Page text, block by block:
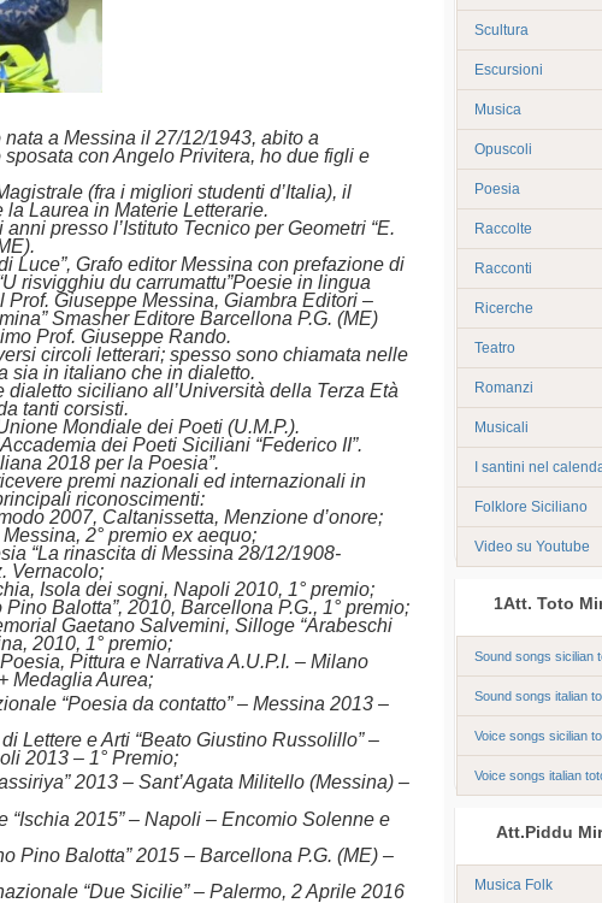
a Messina il 27/12/1943, abito a
con Angelo Privitera, ho due figli e
(fra i migliori studenti d’Italia), il
Laurea in Materie Letterarie.
presso l’Istituto Tecnico per Geometri “E.
Luce”, Grafo editor Messina con prefazione di
U risvigghiu du carrumattu”Poesie in lingua
Giuseppe Messina, Giambra Editori –
” Smasher Editore Barcellona P.G. (ME)
Prof. Giuseppe Rando.
circoli letterari; spesso sono chiamata nelle
sia in italiano che in dialetto.
siciliano all’Università della Terza Età
tanti corsisti.
Mondiale dei Poeti (U.M.P.).
dei Poeti Siciliani “Federico II”.
2018 per la Poesia”.
premi nazionali ed internazionali in
riconoscimenti:
2007, Caltanissetta, Menzione d’onore;
2° premio ex aequo;
“La rinascita di Messina 28/12/1908-
Vernacolo;
Isola dei sogni, Napoli 2010, 1° premio;
Balotta”, 2010, Barcellona P.G., 1° premio;
Gaetano Salvemini, Silloge “Arabeschi
2010, 1° premio;
Pittura e Narrativa A.U.P.I. – Milano
Medaglia Aurea;
“Poesia da contatto” – Messina 2013 –
Lettere e Arti “Beato Giustino Russolillo” –
2013 – 1° Premio;
2013 – Sant’Agata Militello (Messina) –
“Ischia 2015” – Napoli – Encomio Solenne e
Pino Balotta” 2015 – Barcellona P.G. (ME) –
“Due Sicilie” – Palermo, 2 Aprile 2016
Scultura
Escursioni
Musica
Opuscoli
Poesia
Raccolte
Racconti
Ricerche
Teatro
Romanzi
Musicali
I santini nel
Folklore Siciliano
Video su Youtube
1Att. Toto
Sound songs sicilian
Sound songs italian
Voice songs sicilian
Voice songs italian
Att.Piddu
Musica Folk